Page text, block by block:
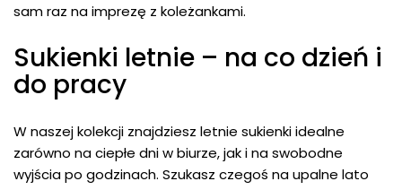
sam raz na imprezę z koleżankami.
Sukienki letnie – na co dzień i
do pracy
W naszej kolekcji znajdziesz letnie sukienki idealne
zarówno na ciepłe dni w biurze, jak i na swobodne
wyjścia po godzinach. Szukasz czegoś na upalne lato